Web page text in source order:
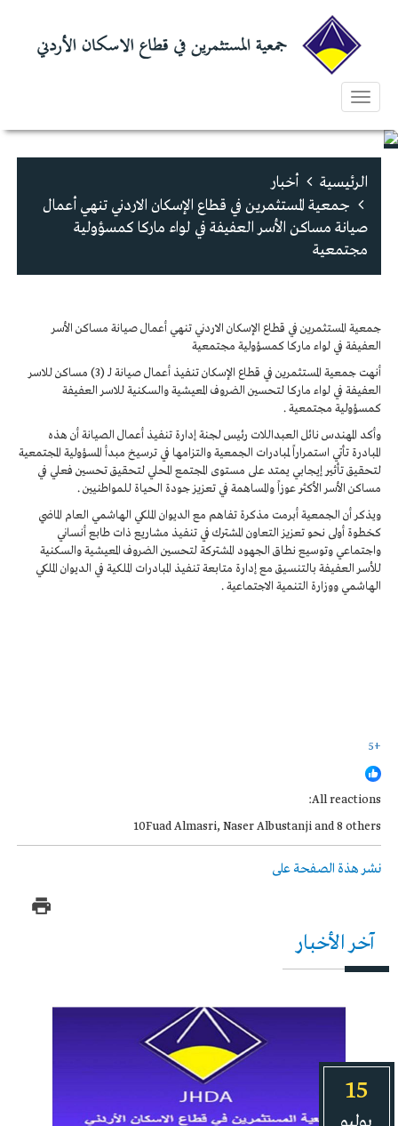
Toggle
navigation
الرئيسية
أخبار
جمعية المستثمرين في قطاع الإسكان الاردني تنهي أعمال
صيانة مساكن الأسر العفيفة في لواء ماركا كمسؤولية
مجتمعية
جمعية المستثمرين في قطاع الإسكان الاردني تنهي أعمال صيانة مساكن الأسر
العفيفة في لواء ماركا كمسؤولية مجتمعية
أنهت جمعية المستثمرين في قطاع الإسكان تنفيذ أعمال صيانة لـ (3) مساكن للاسر
العفيفة في لواء ماركا لتحسين الضروف المعيشية والسكنية للاسر العفيفة
كمسؤولية مجتمعية .
وأكد المهندس نائل العبداللات رئيس لجنة إدارة تنفيذ أعمال الصيانة أن هذه
المبادرة تأتي استمراراً لمبادرات الجمعية والتزامها في ترسيخ مبدأ المسؤولية المجتمعية
لتحقيق تأثير إيجابي يمتد على مستوى المجتمع المحلي لتحقيق تحسين فعلي في
مساكن الأسر الأكثر عوزاً والمساهمة في تعزيز جودة الحياة للمواطنيين .
ويذكر أن الجمعية أبرمت مذكرة تفاهم مع الديوان الملكي الهاشمي العام الماضي
كخطوة أولى نحو تعزيز التعاون المشترك في تنفيذ مشاريع ذات طابع أنساني
واجتماعي وتوسيع نطاق الجهود المشتركة لتحسين الضروف المعيشية والسكنية
للأسر العفيفة بالتنسيق مع إدارة متابعة تنفيذ المبادرات الملكية في الديوان الملكي
الهاشمي ووزارة التنمية الاجتماعية .
+5
All reactions:
10Fuad Almasri, Naser Albustanji and 8 others
نشر هذة الصفحة على
آخر الأخبار
15